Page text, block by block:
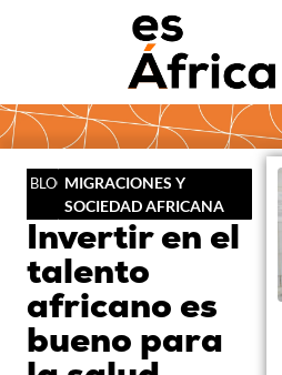
BLOGMIGRACIONES Y
SOCIEDAD AFRICANA
Invertir en el
talento
africano es
bueno para